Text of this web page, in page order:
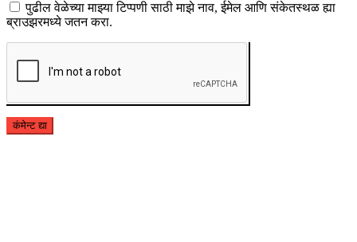
पुढील वेळेच्या माझ्या टिप्पणी साठी माझे नाव, ईमेल आणि संकेतस्थळ ह्या
ब्राउझरमध्ये जतन करा.